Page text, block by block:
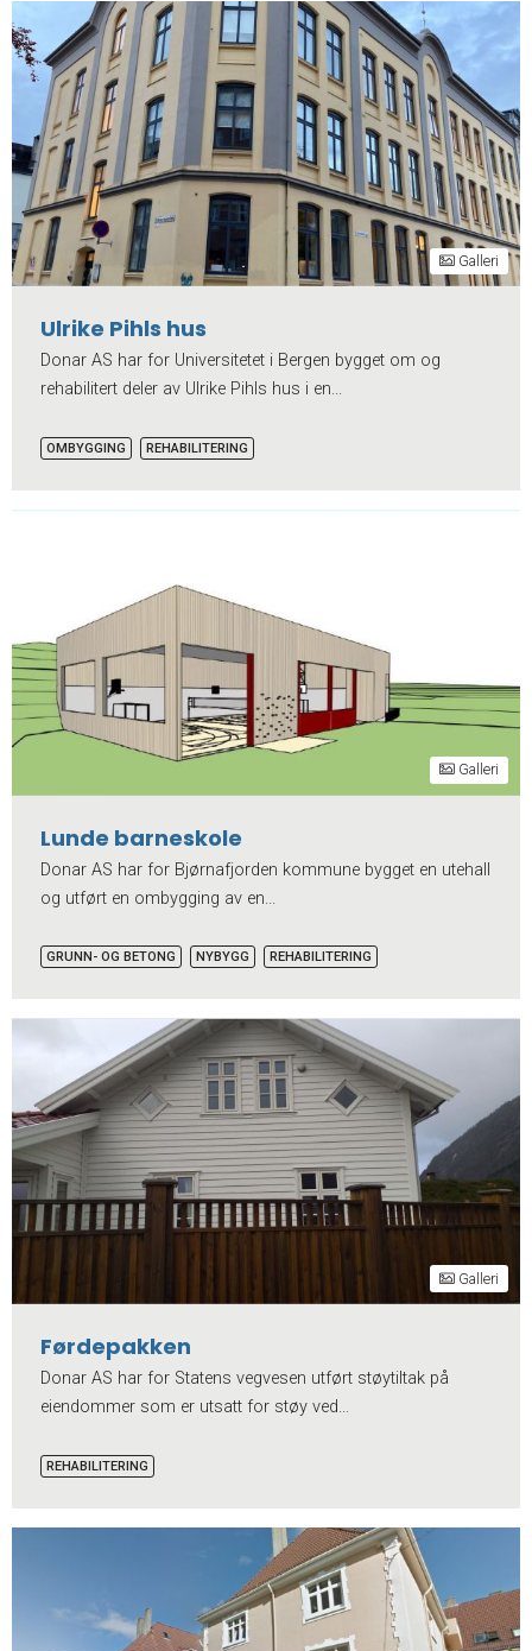
Galleri
Ulrike Pihls hus
Donar AS har for Universitetet i Bergen bygget om og
rehabilitert deler av Ulrike Pihls hus i en...
OMBYGGING REHABILITERING
Galleri
Lunde barneskole
Donar AS har for Bjørnafjorden kommune bygget en utehall
og utført en ombygging av en...
GRUNN- OG BETONG NYBYGG REHABILITERING
Galleri
Førdepakken
Donar AS har for Statens vegvesen utført støytiltak på
eiendommer som er utsatt for støy ved...
REHABILITERING